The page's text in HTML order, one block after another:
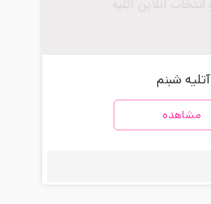
آتلیه شبنم
مشاهده